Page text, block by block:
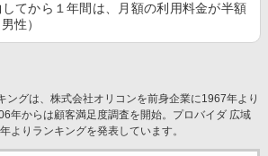
てから１年間は、月額の利用料金が半額
性）
ングは、株式会社オリコンを前身企業に1967年より
年からは顧客満足度調査を開始。プロバイダ 広域
よりランキングを発表しています。